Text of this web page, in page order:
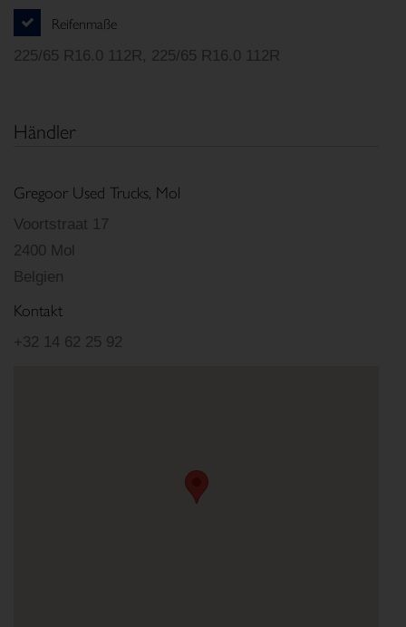
Reifenmaße
225/65 R16.0 112R, 225/65 R16.0 112R
Händler
Gregoor Used Trucks, Mol
Voortstraat 17
2400 Mol
Belgien
Kontakt
+32 14 62 25 92